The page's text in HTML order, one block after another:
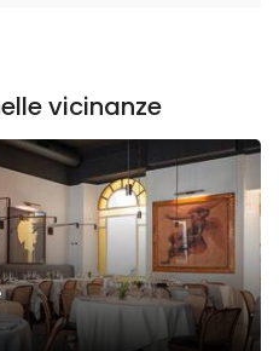
vicinanze